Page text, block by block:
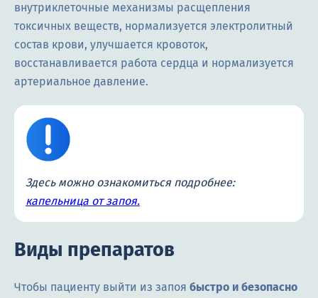
внутриклеточные механизмы расщепления
токсичных веществ, нормализуется электролитный
состав крови, улучшается кровоток,
восстанавливается работа сердца и нормализуется
артериальное давление.
Здесь можно ознакомиться подробнее:
капельница от запоя.
Виды препаратов
Чтобы пациенту выйти из запоя быстро и безопасно